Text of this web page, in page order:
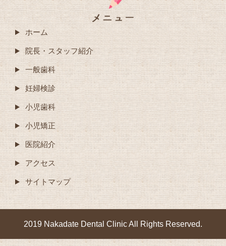
ホーム
院長・スタッフ紹介
一般歯科
妊婦検診
小児歯科
小児矯正
医院紹介
アクセス
サイトマップ
2019 Nakadate Dental Clinic All Rights Reserved.